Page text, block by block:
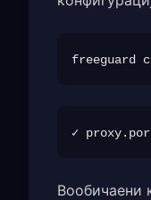
Вообичаени